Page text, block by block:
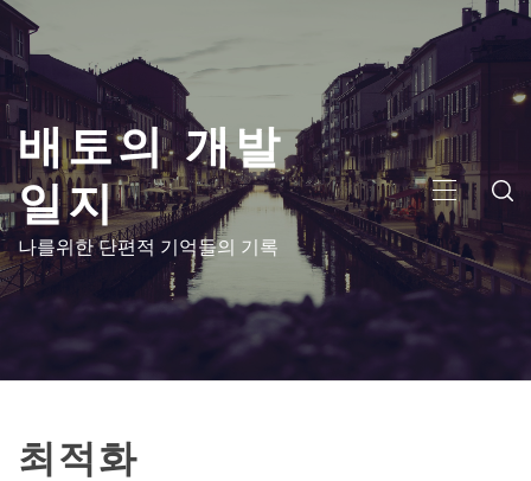
콘
츠
로
건
뛰
기
배토의 개발
일지
나를위한 단편적 기억들의 기록
주
메
뉴
최적화